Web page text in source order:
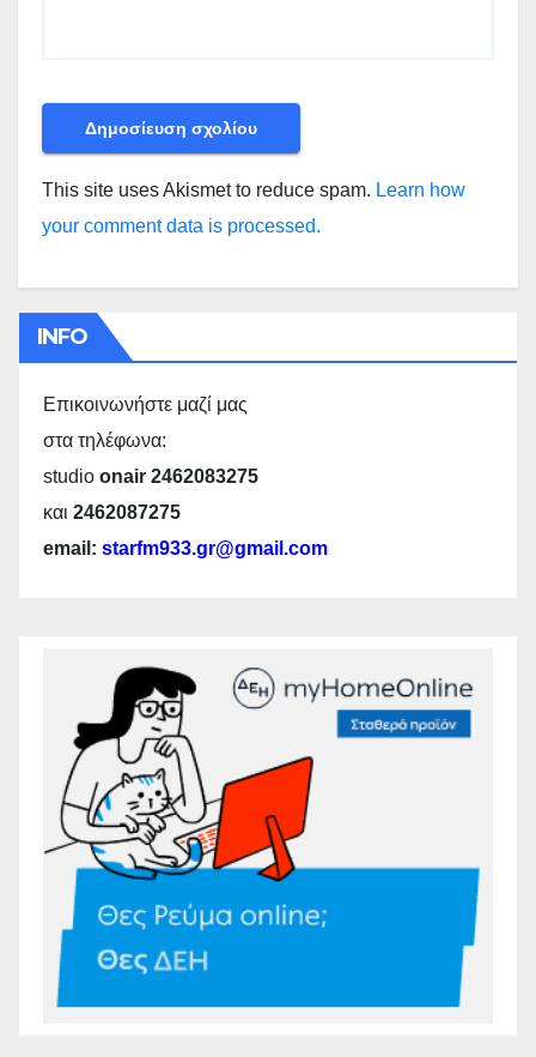
This site uses Akismet to reduce spam. Learn how
your comment data is processed.
INFO
Επικοινωνήστε μαζί μας
στα τηλέφωνα:
studio onair 2462083275
και 2462087275
email: starfm933.gr@gmail.com